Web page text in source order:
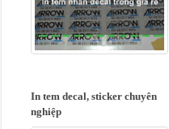
In tem decal, sticker chuyên
nghiệp